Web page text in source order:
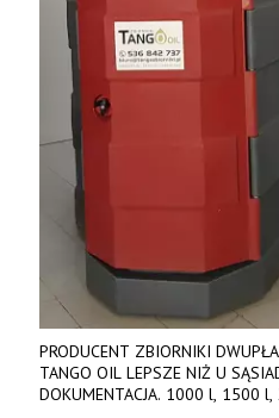
PRODUCENT ZBIORNIKI
TANGO OIL LEPSZE NIŻ U
DOKUMENTACJA. 1000 l, 1500